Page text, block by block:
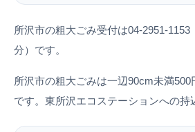
所沢市の粗大ごみ受付は04-2951-1153
分）です。
所沢市の粗大ごみは一辺90cm未満500
です。東所沢エコステーションへの持